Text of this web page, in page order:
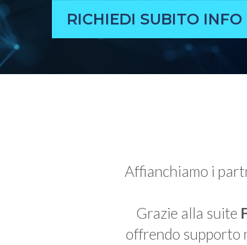
RICHIEDI SUBITO INFO
Affianchiamo i
Grazie alla suite
offrendo supporto